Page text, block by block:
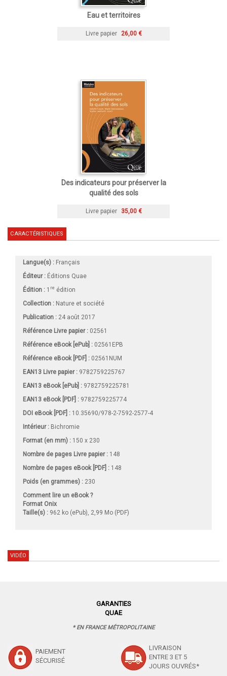
Eau et territoires
Livre papier 26,00 €
Des indicateurs pour préserver la
qualité des sols
Livre papier 35,00 €
CARACTÉRISTIQUES
Langue(s) : Français
Éditeur : Éditions Quae
Édition : 1 re édition
Collection : Nature et société
Publication : 24 août 2017
Référence Livre papier : 02561
Référence eBook [ePub] : 02561EPB
Référence eBook [PDF] : 02561NUM
EAN13 Livre papier : 9782759225767
EAN13 eBook [ePub] : 9782759225781
EAN13 eBook [PDF] : 9782759225774
DOI eBook [PDF] : 10.35690/978-2-7592-2577-4
Intérieur : Bichromie
Format (en mm) : 150 x 230
Nombre de pages Livre papier: 148
Nombre de pages eBook [PDF] : 148
Poids (en grammes) : 230
Comment lire un eBook ?
Format Onix
Taille(s) : 962 ko (ePub), 2,99 Mo (PDF)
VIDÉO
GARANTIES
QUAE
* EN FRANCE MÉTROPOLITAINE
PAIEMENT
SÉCURISÉ
LIVRAISON
ENTRE 3 ET 5
JOURS OUVRÉS*